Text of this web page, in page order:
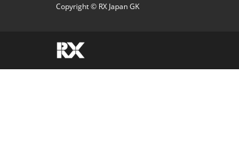
Copyright © RX Japan GK